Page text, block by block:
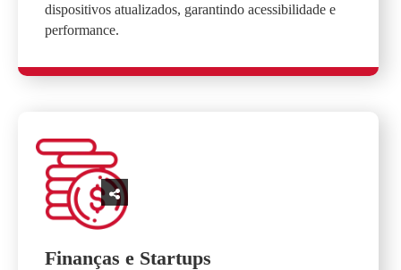
dispositivos atualizados, garantindo acessibilidade e
performance.
Finanças e Startups